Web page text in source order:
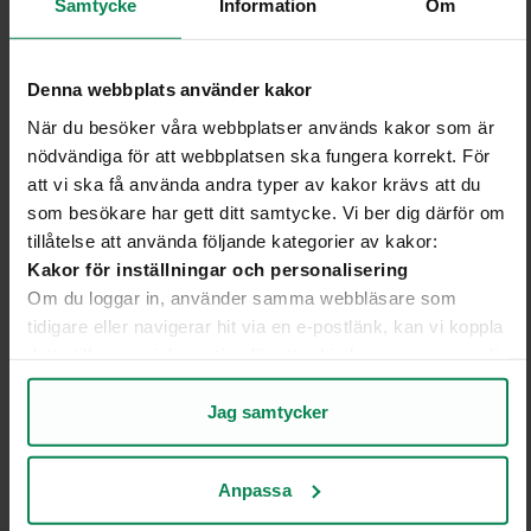
Samtycke Information Om
Denna webbplats använder kakor
När du besöker våra webbplatser används kakor som är
nödvändiga för att webbplatsen ska fungera korrekt. För
att vi ska få använda andra typer av kakor krävs att du
som besökare har gett ditt samtycke. Vi ber dig därför om
tillåtelse att använda följande kategorier av kakor:
Kakor för inställningar och personalisering
Om du loggar in, använder samma webbläsare som
tidigare eller navigerar hit via en e-postlänk, kan vi koppla
upplevelse på webbplatsen och i vår kommunikation.
Kakor för statistik och analys av användarbeteende
Genom att analysera hur du använder webbplatsen får vi
Kakor för marknadsföring
Jag samtycker
Anpassa
Svensk industrikraft – ett energisystem vi inte
har råd attförlora
Vi står mitt i en av vår tids största samhällsomställningar
och längst fram i förändringståget går industrin. Den
svenska industrins framgång bygger på ett energisystem
konkurrenskraftiga priser. Det stod i fokus när